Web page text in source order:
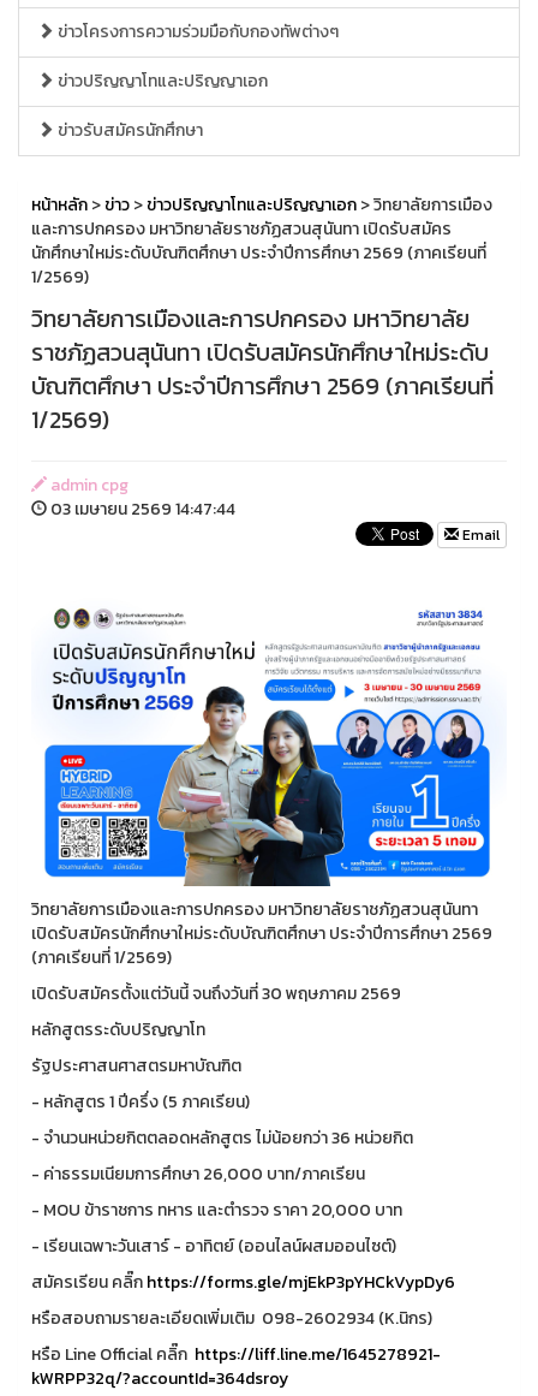
ข่าวโครงการความร่วมมือกับกองทัพต่างๆ
ข่าวปริญญาโทและปริญญาเอก
ข่าวรับสมัครนักศึกษา
หน้าหลัก>ข่าว>ข่าวปริญญาโทและปริญญาเอก> วิทยาลัยการเมือง
และการปกครอง มหาวิทยาลัยราชภัฏสวนสุนันทา เปิดรับสมัคร
นักศึกษาใหม่ระดับบัณฑิตศึกษา ประจำปีการศึกษา 2569 (ภาคเรียนที่
1/2569)
วิทยาลัยการเมืองและการปกครอง มหาวิทยาลัย
ราชภัฏสวนสุนันทา เปิดรับสมัครนักศึกษาใหม่ระดับ
บัณฑิตศึกษา ประจำปีการศึกษา 2569 (ภาคเรียนที่
1/2569)
admin cpg
03 เมษายน 2569 14:47:44
Email
วิทยาลัยการเมืองและการปกครอง มหาวิทยาลัยราชภัฏสวนสุนันทา
เปิดรับสมัครนักศึกษาใหม่ระดับบัณฑิตศึกษา ประจำปีการศึกษา 2569
(ภาคเรียนที่ 1/2569)
เปิดรับสมัครตั้งแต่วันนี้ จนถึงวันที่ 30 พฤษภาคม 2569
หลักสูตรระดับปริญญาโท
️รัฐประศาสนศาสตรมหาบัณฑิต
- หลักสูตร 1 ปีครึ่ง (5 ภาคเรียน)
- จำนวนหน่วยกิตตลอดหลักสูตร ไม่น้อยกว่า 36 หน่วยกิต
- ค่าธรรมเนียมการศึกษา 26,000 บาท/ภาคเรียน
- MOU ข้าราชการ ทหาร และตำรวจ ราคา 20,000 บาท
- เรียนเฉพาะวันเสาร์ - อาทิตย์ (ออนไลน์ผสมออนไซต์)
สมัครเรียน คลิ๊กhttps://forms.gle/mjEkP3pYHCkVypDy6
หรือสอบถามรายละเอียดเพิ่มเติม ️ 098-2602934 (K.นิกร)
หรือ Line Official คลิ๊ก https://liff.line.me/1645278921-
kWRPP32q/?accountId=364dsroy